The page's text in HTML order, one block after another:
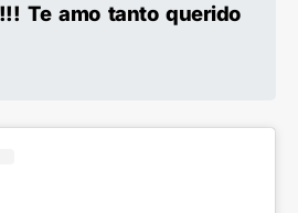
Te amo tanto querido